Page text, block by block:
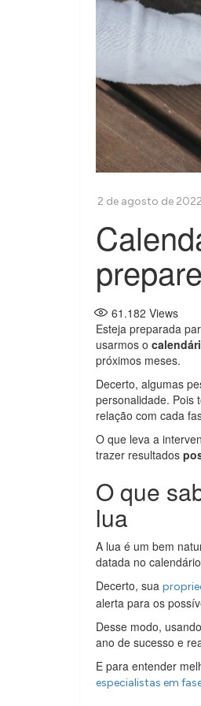
61.182 Views
Esteja preparada
usarmos o
próximos meses.
Decerto, algumas
personalidade. Pois
relação com cada
O que leva a
trazer resultados
O que
lua
A lua é um bem
datada no
Decerto, sua
alerta para os
Desse modo,
ano de sucesso e
E para entender
especialistas em